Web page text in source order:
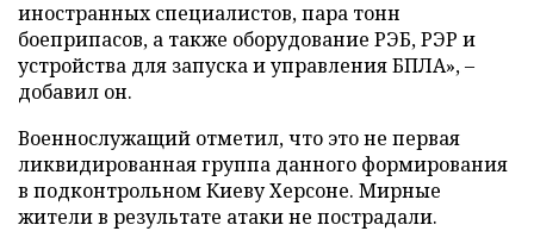
иностранных специалистов, пара тонн
боеприпасов, а также оборудование РЭБ, РЭР и
устройства для запуска и управления БПЛА», –
добавил он.
Военнослужащий отметил, что это не первая
ликвидированная группа данного формирования
в подконтрольном Киеву Херсоне. Мирные
жители в результате атаки не пострадали.